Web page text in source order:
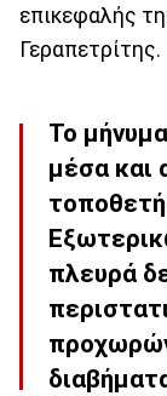
επικεφαλής
Γεραπετρίτης.
Το
μέσα και
πλευρά